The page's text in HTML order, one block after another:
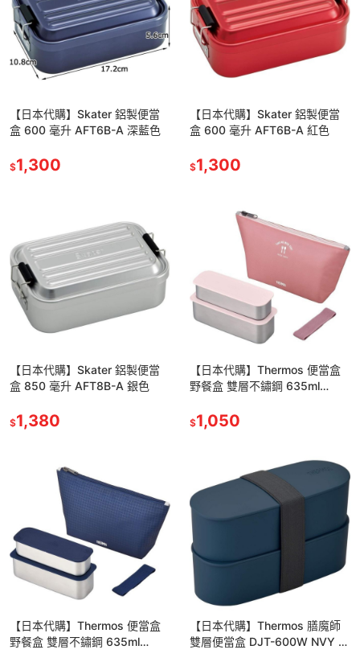
【日本代購】Skater 鋁製便當
盒 600 毫升 AFT6B-A 深藍色
$1,300
【日本代購】Skater 鋁製便當
盒 600 毫升 AFT6B-A 紅色
$1,300
【日本代購】Skater 鋁製便當
盒 850 毫升 AFT8B-A 銀色
$1,380
【日本代購】Thermos 便當盒
野餐盒 雙層不鏽鋼 635ml
$1,050
【日本代購】Thermos 便當盒
野餐盒 雙層不鏽鋼 635ml
【日本代購】Thermos 膳魔師
雙層便當盒 DJT-600W NVY 藏